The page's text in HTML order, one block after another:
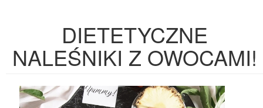
DIETETYCZNE
NALEŚNIKI Z OWOCAMI!